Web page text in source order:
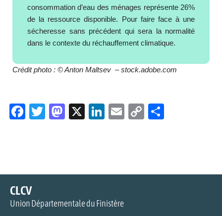
consommation d’eau des ménages représente 26%
de la ressource disponible. Pour faire face à une
sécheresse sans précédent qui sera la normalité
dans le contexte du réchauffement climatique.
Crédit photo : © Anton Maltsev – stock.adobe.com
F
b
o
o
T
M
d
n
X
Li
dI
E
C
Li er
CLCV
Union Départementale du Finistère